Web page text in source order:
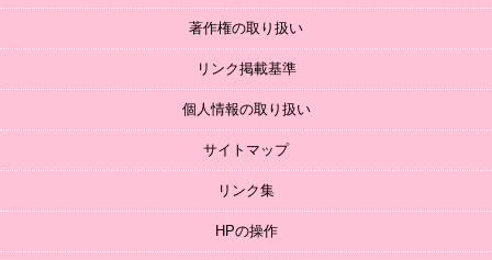
著作権の取り扱い
リンク掲載基準
個人情報の取り扱い
サイトマップ
リンク集
HPの操作